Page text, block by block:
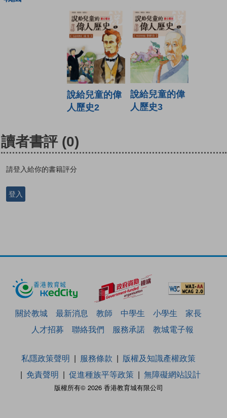
說給兒童的偉
人歷史2
說給兒童的偉
人歷史3
讀者書評 (0)
請登入給你的書籍評分
登入
關於教城 最新消息 教師 中學生 小學生
家長
人才招募
聯絡我們 服務承諾 教城電子報
版權所有© 2026 香港教育城有限公司
私隱政策聲明 服務條款
版權及知識產權政策
免責聲明
促進種族平等政策 無障礙網站設計